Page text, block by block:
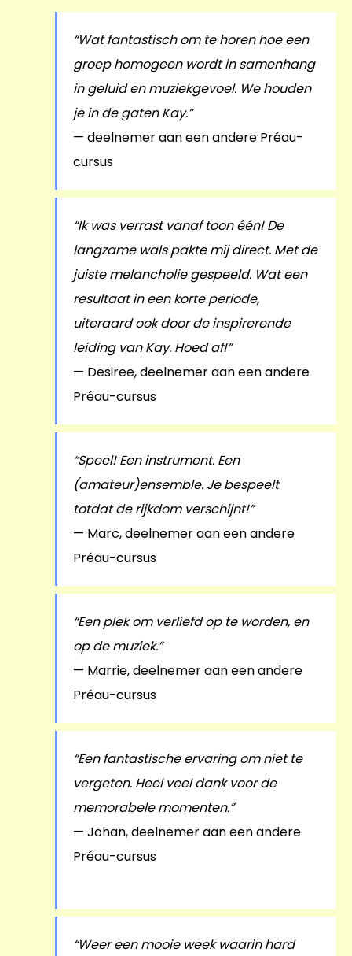
“Wat fantastisch om te horen hoe een
groep homogeen wordt in samenhang
in geluid en muziekgevoel. We houden
je in de gaten Kay.”
— deelnemer aan een andere Préau-
cursus
“Ik was verrast vanaf toon één! De
langzame wals pakte mij direct. Met de
juiste melancholie gespeeld. Wat een
resultaat in een korte periode,
uiteraard ook door de inspirerende
leiding van Kay. Hoed af!”
— Desiree, deelnemer aan een andere
Préau-cursus
“Speel! Een instrument. Een
(amateur)ensemble. Je bespeelt
totdat de rijkdom verschijnt!”
— Marc, deelnemer aan een andere
Préau-cursus
“Een plek om verliefd op te worden, en
op de muziek.”
— Marrie, deelnemer aan een andere
Préau-cursus
“Een fantastische ervaring om niet te
vergeten. Heel veel dank voor de
memorabele momenten.”
— Johan, deelnemer aan een andere
Préau-cursus
“Weer een mooie week waarin hard